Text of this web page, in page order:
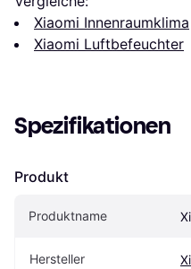
Xiaomi Innenraumklima
Xiaomi Luftbefeuchter
Spezifikationen
Produkt
Produktname
Hersteller